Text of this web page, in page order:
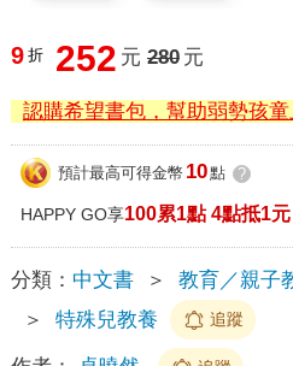
9 折 252 元 280 元
認購希望書包，幫助弱勢孩童
預計最高可得金幣 10點 ?
HAPPY GO享100累1點 4點抵1元
分類： 中文書 ＞ 教育／親子
＞
特殊兒教養 追蹤